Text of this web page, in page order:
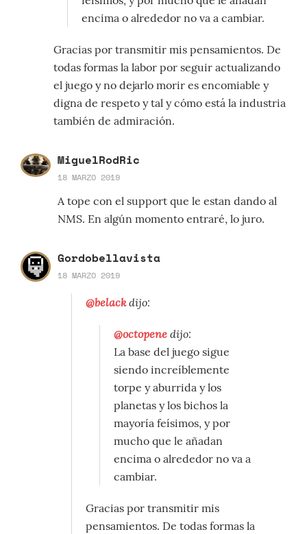
encima o alrededor no va a cambiar.
Gracias por transmitir mis pensamientos. De
todas formas la labor por seguir actualizando
el juego y no dejarlo morir es encomiable y
digna de respeto y tal y cómo está la industria
también de admiración.
MiguelRodRic
18 MARZO 2019
A tope con el support que le estan dando al
NMS. En algún momento entraré, lo juro.
Gordobellavista
18 MARZO 2019
@belackdijo:
@octopenedijo:
La base del juego sigue
siendo increíblemente
torpe y aburrida y los
planetas y los bichos la
mayoría feísimos, y por
mucho que le añadan
encima o alrededor no va a
cambiar.
Gracias por transmitir mis
pensamientos. De todas formas la